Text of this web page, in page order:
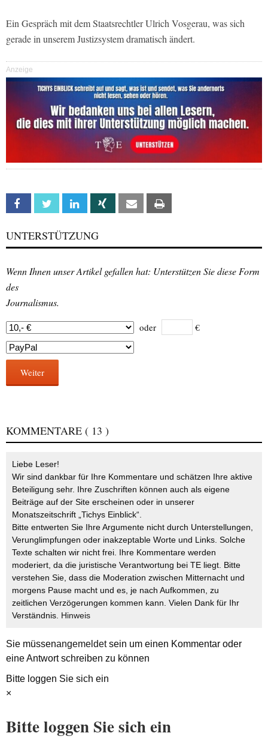
Ein Gespräch mit dem Staatsrechtler Ulrich Vosgerau, was sich
gerade in unserem Justizsystem dramatisch ändert.
Anzeige
Facebook Twitter Linkedin Xing Email
UNTERSTÜTZUNG
Wenn Ihnen unser Artikel gefallen hat: Unterstützen Sie diese Form
des
Journalismus.
oder €
Weiter
KOMMENTARE ( 13 )
Liebe Leser!
Wir sind dankbar für Ihre Kommentare und schätzen Ihre aktive
Beteiligung sehr. Ihre Zuschriften können auch als eigene
Beiträge auf der Site erscheinen oder in unserer
Monatszeitschrift „Tichys Einblick“.
Bitte entwerten Sie Ihre Argumente nicht durch Unterstellungen,
Verunglimpfungen oder inakzeptable Worte und Links. Solche
Texte schalten wir nicht frei. Ihre Kommentare werden
moderiert, da die juristische Verantwortung bei TE liegt. Bitte
verstehen Sie, dass die Moderation zwischen Mitternacht und
morgens Pause macht und es, je nach Aufkommen, zu
zeitlichen Verzögerungen kommen kann. Vielen Dank für Ihr
Verständnis. Hinweis
Sie müssenangemeldetsein um einen Kommentar oder
eine Antwort schreiben zu können
Bitte loggen Sie sich ein
×
Bitte loggen Sie sich ein